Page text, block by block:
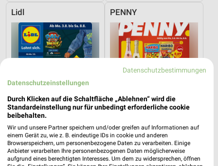
Lidl
3,1 km
PENNY
0,4 km
Datenschutzbestimmungen
Datenschutzeinstellungen
Durch Klicken auf die Schaltfläche „Ablehnen“ wird die
Standardeinstellung nur für unbedingt erforderliche cookie
beibehalten.
Wir und unsere Partner speichern und/oder greifen auf Informationen auf
einem Gerät zu, wie z. B. eindeutige IDs in cookie und anderen
Browserspeichern, um personenbezogene Daten zu verarbeiten. Einige
Anbieter verarbeiten Ihre personenbezogenen Daten möglicherweise
aufgrund eines berechtigten Interesses. Um dem zu widersprechen, öffnen